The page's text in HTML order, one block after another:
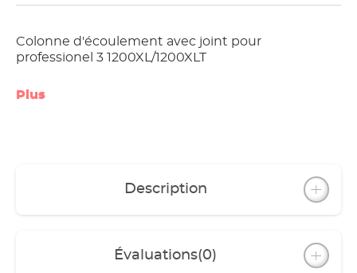
Colonne d'écoulement avec joint pour
professionel 3 1200XL/1200XLT
Plus
Description
Évaluations(0)